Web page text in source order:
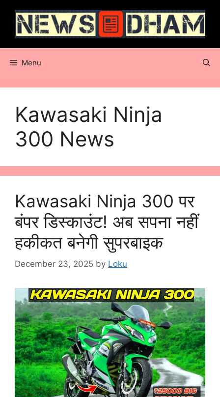
content
Menu
Kawasaki Ninja
300 News
Kawasaki Ninja 300 पर
बंपर डिस्काउंट! अब सपना नहीं
हकीकत बनेगी सुपरबाइक
December 23, 2025 by Loku